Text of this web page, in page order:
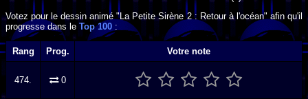
Votez pour le dessin animé "La Petite Sirène 2 : Retour à l'océan" afin qu'il
progresse dans le Top 100 :
Rang Prog. Votre note
474. 0